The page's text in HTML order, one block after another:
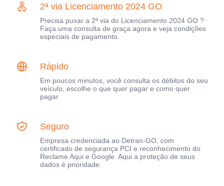
2ª via Licenciamento 2024 GO
Precisa puxar a 2ª via do Licenciamento 2024 GO ?
Faça uma consulta de graça agora e veja condições
especiais de pagamento.
Rápido
Em poucos minutos, você consulta os débitos do seu
veículo, escolhe o que quer pagar e como quer
pagar.
Seguro
Empresa credenciada ao Detran-GO, com
certificado de segurança PCI e reconhecimento do
Reclame Aqui e Google. Aqui a proteção de seus
dados é prioridade.